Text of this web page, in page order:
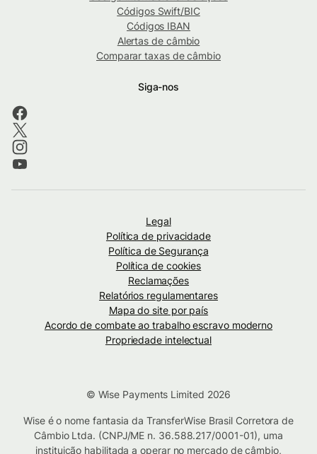
Códigos Swift/BIC
Códigos IBAN
Alertas de câmbio
Comparar taxas de câmbio
Siga-nos
Legal
Política de privacidade
Política de Segurança
Política de cookies
Reclamações
Relatórios regulamentares
Mapa do site por país
Acordo de combate ao trabalho escravo moderno
Propriedade intelectual
© Wise Payments Limited 2026
Wise é o nome fantasia da TransferWise Brasil Corretora de
Câmbio Ltda. (CNPJ/ME n. 36.588.217/0001-01), uma
instituição habilitada a operar no mercado de câmbio,